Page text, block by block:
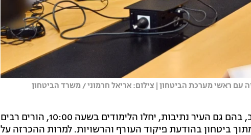
עם ראשי מערכת הביטחון | צילום: אריאל חרמוני / משרד הביטחון
לאחר שהוכרז הבוקר כי ביישובי מערב הנגב, בהם גם העיר נתיבות, יחלו הלימודים בשעה 10:00, הורים רבים
ביטחון בהודעת פיקוד העורף והרשויות. למרות ההכרזה על